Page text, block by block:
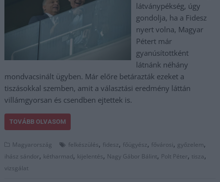
látványpékség, úgy
gondolja, ha a Fidesz
nyert volna, Magyar
Pétert már
gyanúsítottként
látnánk néhány
mondvacsinált ügyben. Már előre betárazták ezeket a
tiszásokkal szemben, amit a választási eredmény láttán
villámgyorsan és csendben ejtettek is.
TOVÁBB OLVASOM
Magyarország felkészülés, fidesz, főügyész, fővárosi, győzelem,
ihász sándor, kétharmad, kijelentés, Nagy Gábor Bálint, Polt Péter, tisza,
vizsgálat